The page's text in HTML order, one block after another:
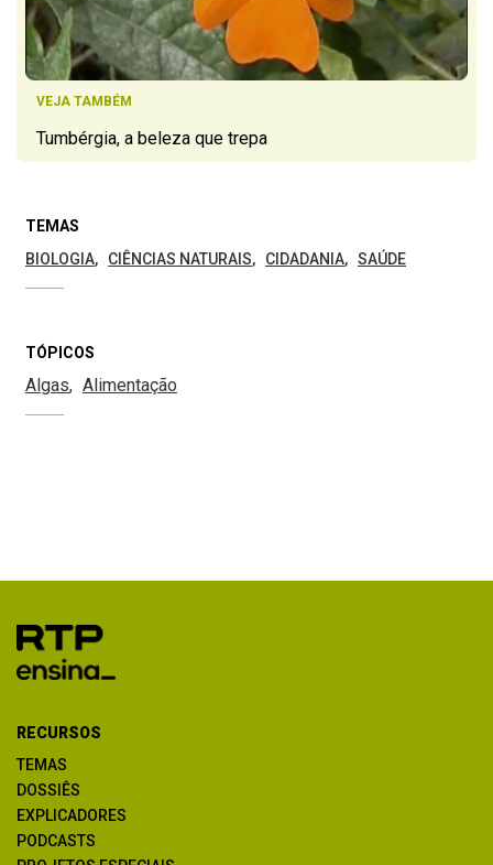
VEJA TAMBÉM
Tumbérgia, a beleza que trepa
TEMAS
BIOLOGIA
CIÊNCIAS NATURAIS CIDADANIA SAÚDE
TÓPICOS
Algas Alimentação
RECURSOS
TEMAS
DOSSIÊS
EXPLICADORES
PODCASTS